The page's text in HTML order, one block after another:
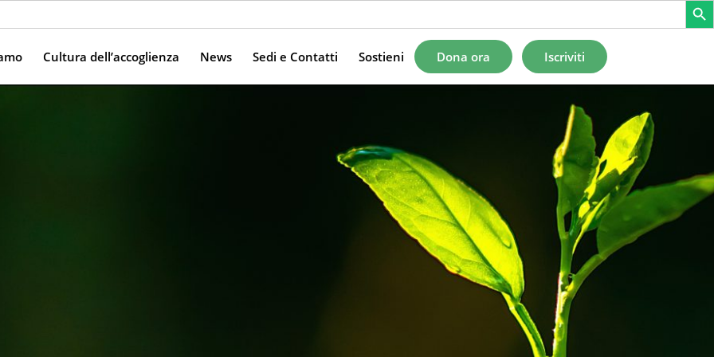
Cultura dell’accoglienza News Sedi e Contatti Sostieni Dona ora Iscriviti